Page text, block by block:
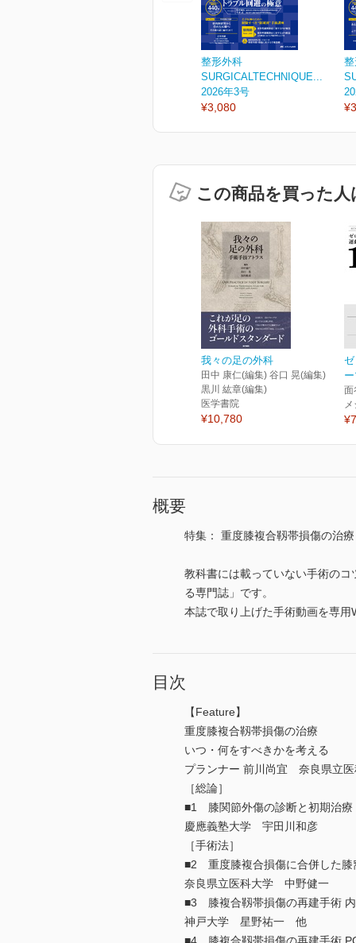
整形外科
SURGICALTECHNIQUE...
2026年3号
¥3,080
この商品を買った
我々の足の外科
田中 康仁(編集) 谷口 晃(編集)
黒川 紘章(編集)
医学書院
¥10,780
面
概要
特集： 重度膝複合靱帯損傷の治
教科書には載っていない手術の
る専門誌」です。
本誌で取り上げた手術動画を専
目次
【Feature】
重度膝複合靱帯損傷の治療
いつ・何をすべきかを考える
プランナー 前川尚宜 奈良県立
［総論］
■1 膝関節外傷の診断と初期治療
慶應義塾大学 宇田川和彦
［手術法］
■2 重度膝複合損傷に合併した膝
奈良県立医科大学 中野健一
■3 膝複合靱帯損傷の再建手術
神戸大学 星野祐一 他